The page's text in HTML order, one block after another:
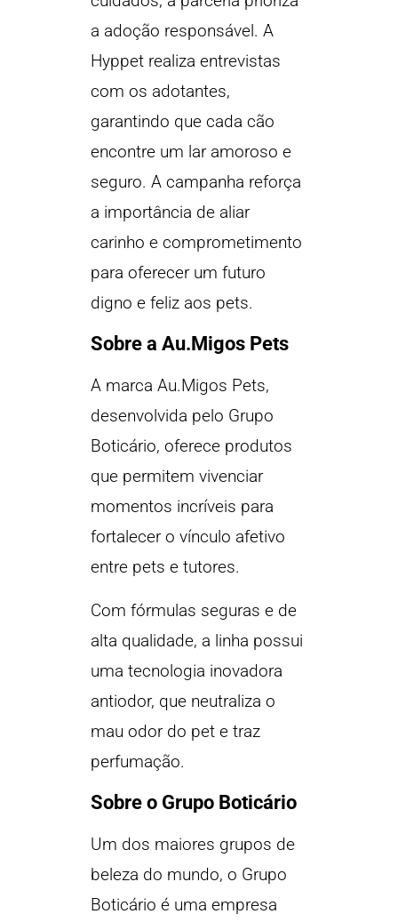
a adoção responsável. A
Hyppet realiza entrevistas
com os adotantes,
garantindo que cada cão
encontre um lar amoroso e
seguro. A campanha reforça
a importância de aliar
carinho e comprometimento
para oferecer um futuro
digno e feliz aos pets.
Sobre a Au.Migos Pets
A marca Au.Migos Pets,
desenvolvida pelo Grupo
Boticário, oferece produtos
que permitem vivenciar
momentos incríveis para
fortalecer o vínculo afetivo
entre pets e tutores.
Com fórmulas seguras e de
alta qualidade, a linha possui
uma tecnologia inovadora
antiodor, que neutraliza o
mau odor do pet e traz
perfumação.
Sobre o Grupo Boticário
Um dos maiores grupos de
beleza do mundo, o Grupo
Boticário é uma empresa